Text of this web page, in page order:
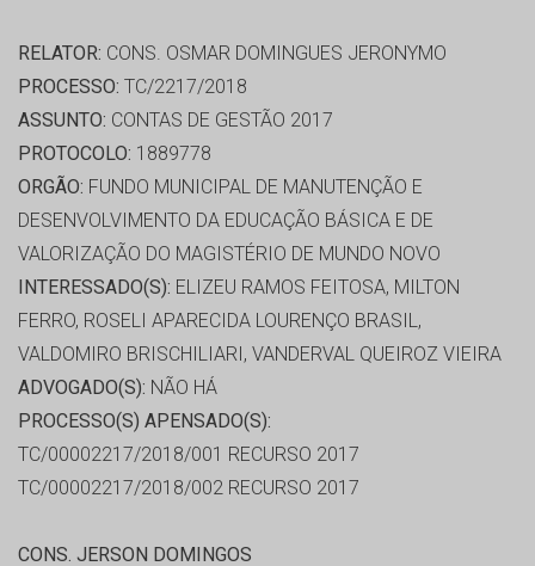
RELATOR: CONS. OSMAR DOMINGUES JERONYMO
PROCESSO: TC/2217/2018
ASSUNTO: CONTAS DE GESTÃO 2017
PROTOCOLO: 1889778
ORGÃO: FUNDO MUNICIPAL DE MANUTENÇÃO E
DESENVOLVIMENTO DA EDUCAÇÃO BÁSICA E DE
VALORIZAÇÃO DO MAGISTÉRIO DE MUNDO NOVO
INTERESSADO(S): ELIZEU RAMOS FEITOSA, MILTON
FERRO, ROSELI APARECIDA LOURENÇO BRASIL,
VALDOMIRO BRISCHILIARI, VANDERVAL QUEIROZ VIEIRA
ADVOGADO(S): NÃO HÁ
PROCESSO(S) APENSADO(S):
TC/00002217/2018/001 RECURSO 2017
TC/00002217/2018/002 RECURSO 2017
CONS. JERSON DOMINGOS